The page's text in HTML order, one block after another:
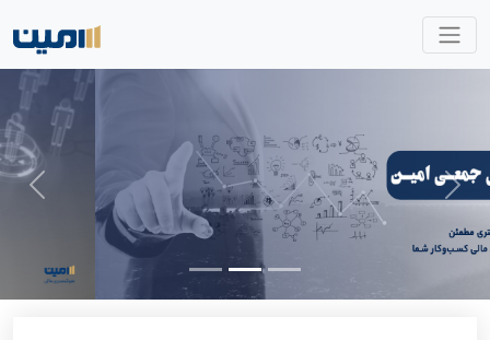
Next